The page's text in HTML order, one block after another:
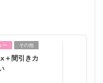
ー その他
＋間引きカ